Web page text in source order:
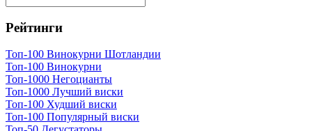
Рейтинги
Топ-100 Винокурни Шотландии
Топ-100 Винокурни
Топ-1000 Негоцианты
Топ-1000 Лучший виски
Топ-100 Худший виски
Топ-100 Популярный виски